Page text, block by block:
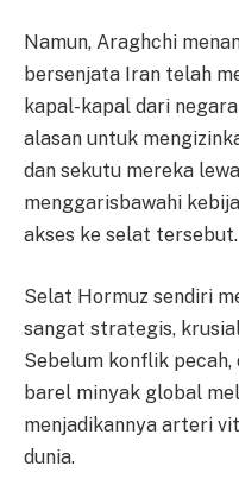
Namun, Araghchi
bersenjata Iran telah
kapal-kapal dari
alasan untuk
dan sekutu mereka
menggarisbawahi
akses ke selat tersebut.
Selat Hormuz sendiri
sangat strategis,
Sebelum konflik
barel minyak global
menjadikannya arteri
dunia.